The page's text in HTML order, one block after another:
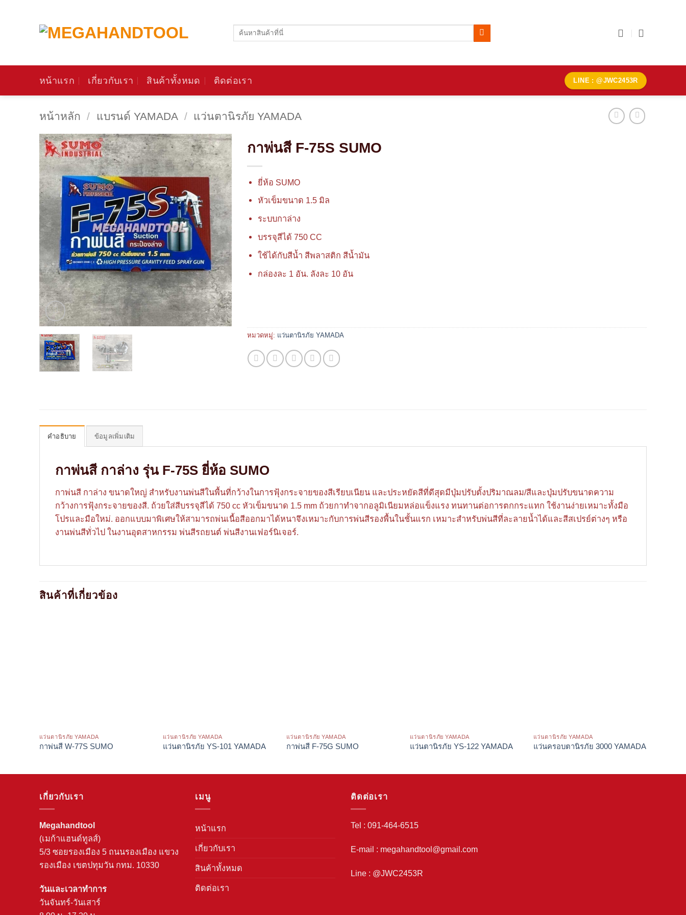
ค้นหา:
หน้าแรก เกี่ยวกับเรา สินค้าทั้งหมด ติดต่อเรา LINE : @JWC2453R
หน้าหลัก / แบรนด์ YAMADA / แว่นตานิรภัย YAMADA
กาพ่นสี F-75S SUMO
ยี่ห้อ SUMO
หัวเข็มขนาด 1.5 มิล
ระบบกาล่าง
บรรจุสีได้ 750 CC
ใช้ได้กับสีน้ำ สีพลาสติก สีน้ำมัน
กล่องละ 1 อัน. ลังละ 10 อัน
หมวดหมู่: แว่นตานิรภัย YAMADA
คำอธิบาย ข้อมูลเพิ่มเติม
กาพ่นสี กาล่าง รุ่น F-75S ยี่ห้อ SUMO
กาพ่นสี กาล่าง ขนาดใหญ่ สำหรับงานพ่นสีในพื้นที่กว้างในการฟุ้งกระจายของสีเรียบเนียน และประหยัดสีที่ดีสุดมีปุ่มปรับตั้งปริมาณลม/สีและปุ่มปรับขนาดความ
กว้างการฟุ้งกระจายของสี. ถ้วยใส่สีบรรจุสีได้ 750 cc หัวเข็มขนาด 1.5 mm ถ้วยกาทำจากอลูมิเนียมหล่อแข็งแรง ทนทานต่อการตกกระแทก ใช้งานง่ายเหมาะทั้งมือ
โปรและมือใหม่. ออกแบบมาพิเศษให้สามารถพ่นเนื้อสีออกมาได้หนาจึงเหมาะกับการพ่นสีรองพื้นในชั้นแรก เหมาะสำหรับพ่นสีที่ละลายน้ำได้และสีสเปรย์ต่างๆ หรือ
งานพ่นสีทั่วไป ในงานอุตสาหกรรม พ่นสีรถยนต์ พ่นสีงานเฟอร์นิเจอร์.
สินค้าที่เกี่ยวข้อง
แว่นตานิรภัย YAMADA
กาพ่นสี W-77S SUMO
แว่นตานิรภัย YAMADA
แว่นตานิรภัย YS-101 YAMADA
แว่นตานิรภัย YAMADA
กาพ่นสี F-75G SUMO
แว่นตานิรภัย YAMADA
แว่นตานิรภัย YS-122 YAMADA
แว่นตานิรภัย YAMADA
แว่นครอบตานิรภัย 3000 YAMADA
เกี่ยวกับเรา
Megahandtool
(เมก้าแฮนด์ทูลส์)
5/3 ซอยรองเมือง 5 ถนนรองเมือง แขวง
รองเมือง เขตปทุมวัน กทม. 10330
วันและเวลาทำการ
วันจันทร์-วันเสาร์
เมนู
หน้าแรก
เกี่ยวกับเรา
สินค้าทั้งหมด
ติดต่อเรา
ติดต่อเรา
Tel : 091-464-6515
E-mail : megahandtool@gmail.com
Line : @JWC2453R